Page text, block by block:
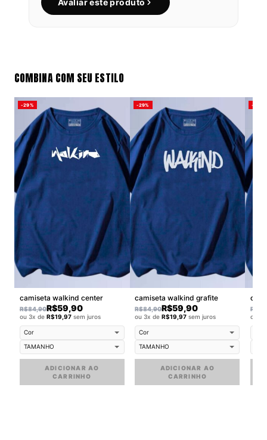
Avaliar este produto
COMBINA COM SEU ESTILO
-29%
camiseta walkind center
R$84,90R$59,90
ou 3x de R$19,97sem juros
ADICIONAR AO
CARRINHO
-29%
camiseta walkind grafite
R$84,90R$59,90
ou 3x deR$19,97 sem juros
ADICIONAR AO
CARRINHO
-29%
R$
ou